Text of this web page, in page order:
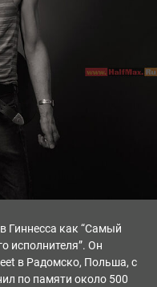
Гиннесса как “Самый
исполнителя”. Он
в Радомско, Польша, с
по памяти около 500